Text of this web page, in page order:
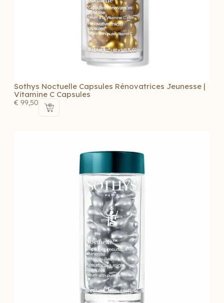
Sothys Noctuelle Capsules Rénovatrices Jeunesse |
Vitamine C Capsules
€ 99,50